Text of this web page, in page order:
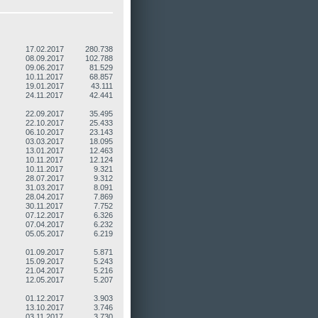
17.02.2017
280.738
08.09.2017
102.788
09.06.2017
81.529
10.11.2017
68.857
19.01.2017
43.111
24.11.2017
42.441
22.09.2017
35.495
22.10.2017
25.433
06.10.2017
23.143
03.03.2017
18.095
13.01.2017
12.463
10.11.2017
12.124
10.11.2017
9.321
28.07.2017
9.312
31.03.2017
8.091
28.04.2017
7.869
30.11.2017
7.752
07.12.2017
6.326
07.04.2017
6.232
05.05.2017
6.219
01.09.2017
5.871
15.09.2017
5.243
21.04.2017
5.216
12.05.2017
5.207
01.12.2017
3.903
13.10.2017
3.746